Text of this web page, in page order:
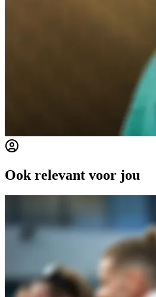
Ook relevant voor jou